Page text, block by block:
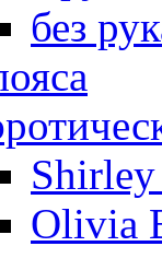
без
Shirley
Olivia